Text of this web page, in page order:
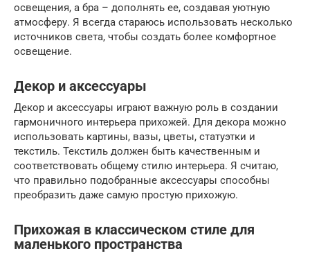
освещения, а бра – дополнять ее, создавая уютную
атмосферу. Я всегда стараюсь использовать несколько
источников света, чтобы создать более комфортное
освещение.
Декор и аксессуары
Декор и аксессуары играют важную роль в создании
гармоничного интерьера прихожей. Для декора можно
использовать картины, вазы, цветы, статуэтки и
текстиль. Текстиль должен быть качественным и
соответствовать общему стилю интерьера. Я считаю,
что правильно подобранные аксессуары способны
преобразить даже самую простую прихожую.
Прихожая в классическом стиле для
маленького пространства